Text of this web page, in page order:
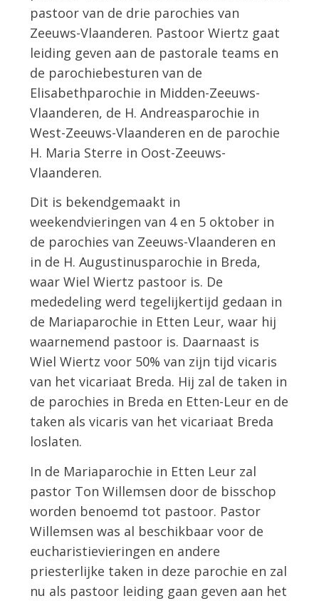
pastoor van de drie parochies van
Zeeuws-Vlaanderen. Pastoor Wiertz gaat
leiding geven aan de pastorale teams en
de parochiebesturen van de
Elisabethparochie in Midden-Zeeuws-
Vlaanderen, de H. Andreasparochie in
West-Zeeuws-Vlaanderen en de parochie
H. Maria Sterre in Oost-Zeeuws-
Vlaanderen.
Dit is bekendgemaakt in
weekendvieringen van 4 en 5 oktober in
de parochies van Zeeuws-Vlaanderen en
in de H. Augustinusparochie in Breda,
waar Wiel Wiertz pastoor is. De
mededeling werd tegelijkertijd gedaan in
de Mariaparochie in Etten Leur, waar hij
waarnemend pastoor is. Daarnaast is
Wiel Wiertz voor 50% van zijn tijd vicaris
van het vicariaat Breda. Hij zal de taken in
de parochies in Breda en Etten-Leur en de
taken als vicaris van het vicariaat Breda
loslaten.
In de Mariaparochie in Etten Leur zal
pastor Ton Willemsen door de bisschop
worden benoemd tot pastoor. Pastor
Willemsen was al beschikbaar voor de
eucharistievieringen en andere
priesterlijke taken in deze parochie en zal
nu als pastoor leiding gaan geven aan het